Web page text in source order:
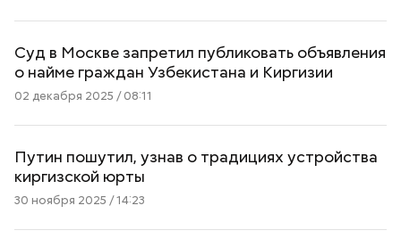
Суд в Москве запретил публиковать объявления
о найме граждан Узбекистана и Киргизии
02 декабря 2025 / 08:11
Путин пошутил, узнав о традициях устройства
киргизской юрты
30 ноября 2025 / 14:23